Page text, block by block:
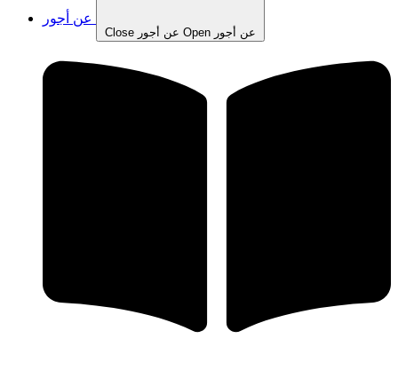
Close عن أجور Open عن أجور